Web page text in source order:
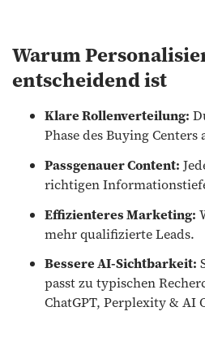
Warum
entscheidend ist
Klare Rollenverteilung:
Phase des Buying Centers
Passgenauer Content:
richtigen
Effizienteres Marketing:
mehr qualifizierte Leads.
Bessere AI-Sichtbarkeit:
passt zu typischen
ChatGPT, Perplexity & AI